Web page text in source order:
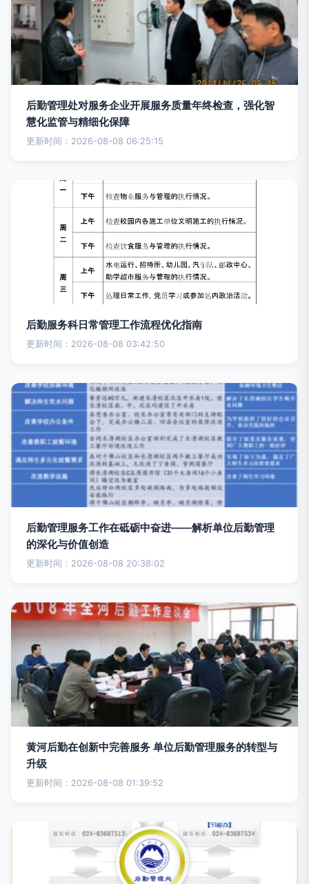
后勤管理处对服务企业开展服务质量年终检查，强化智
慧化监管与精细化保障
更新时间：2026-08-08 06:25:15
后勤服务科日常管理工作流程优化指南
更新时间：2026-08-08 03:42:50
后勤管理服务工作在砥砺中奋进——解析单位后勤管理
的深化与价值创造
更新时间：2026-08-08 20:38:02
黄河后勤在创新中完善服务 单位后勤管理服务的转型与
升级
更新时间：2026-08-08 01:39:52